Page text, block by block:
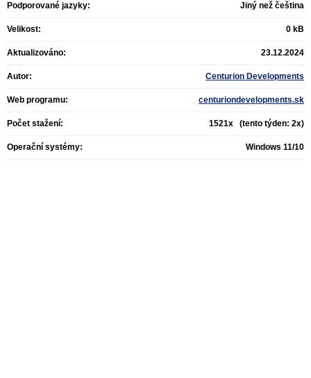
Podporované jazyky: Jiný než čeština
Velikost: 0 kB
Aktualizováno: 23.12.2024
Autor: Centurion Developments
Web programu: centuriondevelopments.sk
Počet stažení: 1521x (tento týden: 2x)
Operační systémy: Windows 11/10